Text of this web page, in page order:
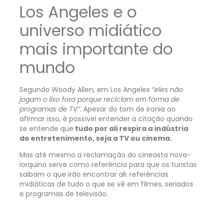
Los Angeles e o
universo midiático
mais importante do
mundo
Segundo Woody Allen, em Los Angeles “eles não
jogam o lixo fora porque reciclam em forma de
programas de TV”. Apesar do tom de ironia ao
afirmar isso, é possível entender a citação quando
se entende que tudo por ali respira a indústria
do entretenimento, seja a TV ou cinema.
Mas até mesmo a reclamação do cineasta nova-
iorquino serve como referência para que os turistas
saibam o que irão encontrar ali: referências
midiáticas de tudo o que se vê em filmes, seriados
e programas de televisão.